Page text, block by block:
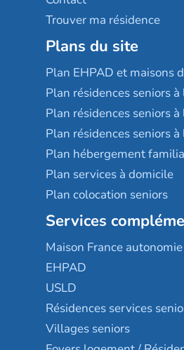
Trouver ma résidence
Plans du site
Plan EHPAD et maisons
Plan résidences seniors
Plan résidences seniors
Plan résidences seniors
Plan hébergement
Plan services à domicile
Plan colocation seniors
Services
Maison France autonomie
EHPAD
USLD
Résidences services
Villages seniors